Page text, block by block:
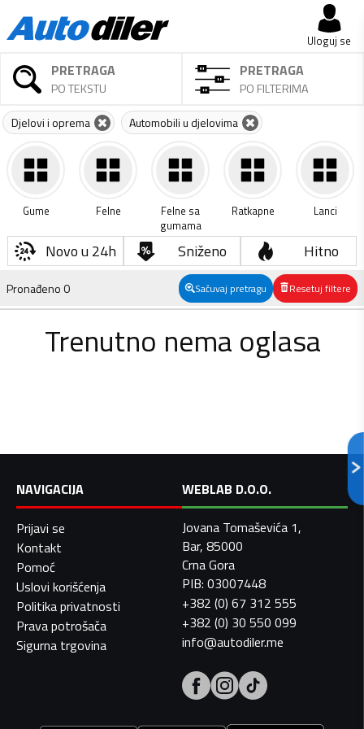
Uloguj se
PRETRAGA
PO TEKSTU
PRETRAGA
PO FILTERIMA
Djelovi i oprema Automobili u djelovima
Gume Felne
Felne sa
gumama
Ratkapne Lanci
Novo u 24h Sniženo Hitno
Pronađeno0 Sačuvaj pretragu Resetuj filtere
Trenutno nema oglasa
NAVIGACIJA
Prijavi se
Kontakt
Pomoć
Uslovi korišćenja
Politika privatnosti
Prava potrošača
Sigurna trgovina
WEBLAB D.O.O.
Jovana Tomaševića 1,
Bar, 85000
Crna Gora
PIB: 03007448
+382 (0) 67 312 555
+382 (0) 30 550 099
info@autodiler.me